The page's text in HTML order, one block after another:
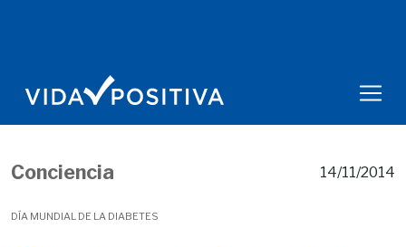
Conciencia
DÍA MUNDIAL DE LA DIABETES
14/11/2014